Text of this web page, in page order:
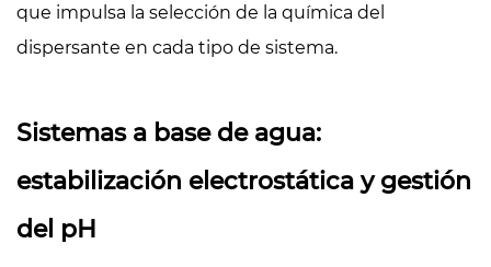
que impulsa la selección de la química del
dispersante en cada tipo de sistema.
Sistemas a base de agua:
estabilización electrostática y gestión
del pH